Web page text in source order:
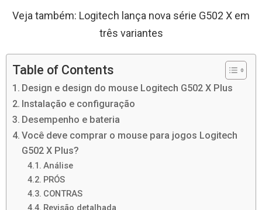
Veja também: Logitech lança nova série G502 X em
três variantes
Table of Contents
Design e design do mouse Logitech G502 X Plus
Instalação e configuração
Desempenho e bateria
Você deve comprar o mouse para jogos Logitech
G502 X Plus?
Análise
PRÓS
CONTRAS
Revisão detalhada